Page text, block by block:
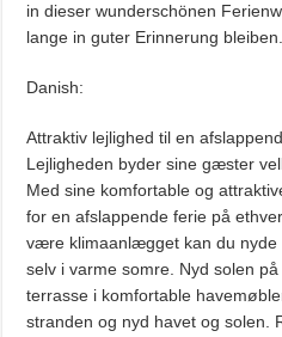
in dieser wunderschönen
lange in guter Erinnerung bleiben.
Danish:
Attraktiv lejlighed til en
Lejligheden byder sine gæster
Med sine komfortable og
for en afslappende ferie på
være klimaanlægget kan du
selv i varme somre. Nyd solen
terrasse i komfortable
stranden og nyd havet og solen.